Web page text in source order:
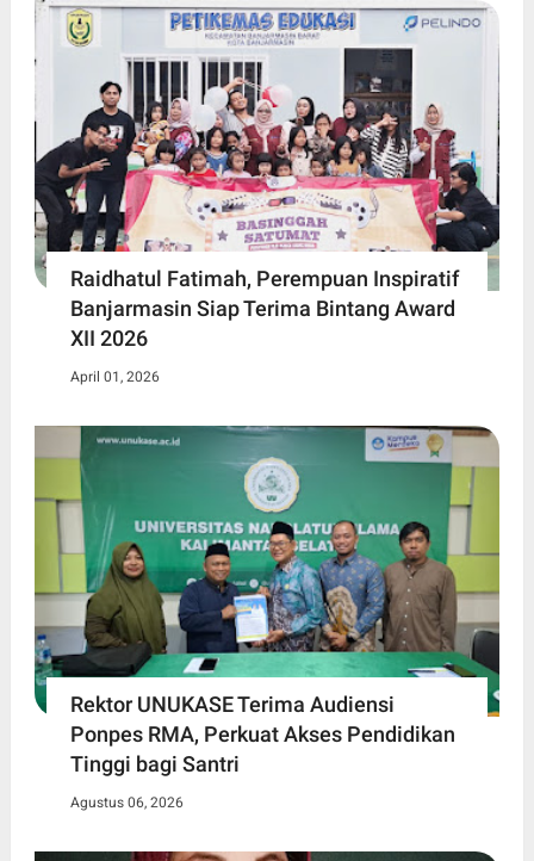
Raidhatul Fatimah, Perempuan Inspiratif
Banjarmasin Siap Terima Bintang Award
XII 2026
April 01, 2026
Rektor UNUKASE Terima Audiensi
Ponpes RMA, Perkuat Akses Pendidikan
Tinggi bagi Santri
Agustus 06, 2026